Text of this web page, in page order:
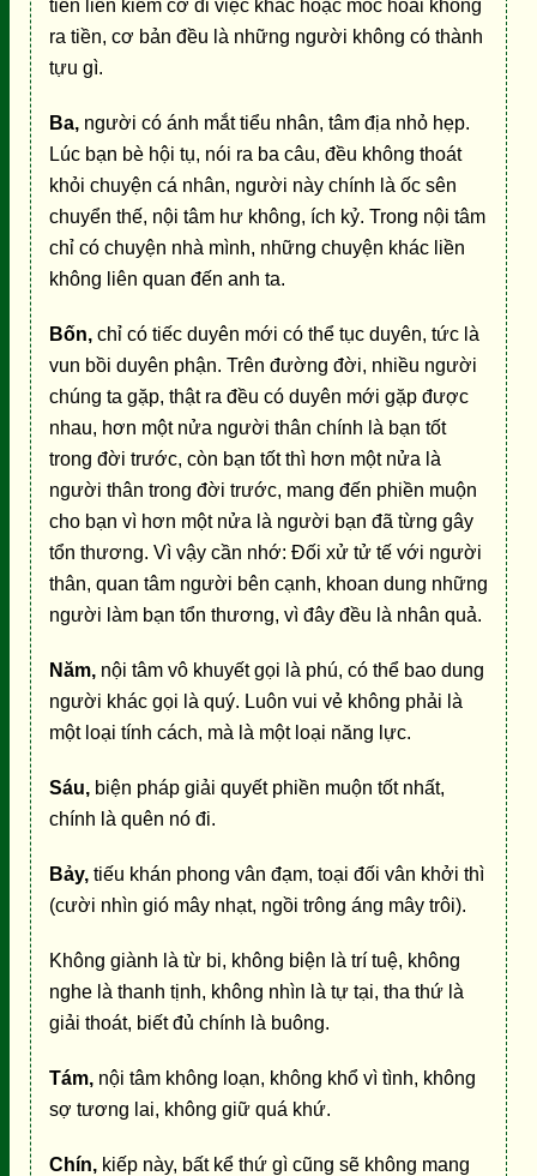
tiền liền kiếm cớ đi việc khác hoặc móc hoài không
ra tiền, cơ bản đều là những người không có thành
tựu gì.
Ba, người có ánh mắt tiểu nhân, tâm địa nhỏ hẹp.
Lúc bạn bè hội tụ, nói ra ba câu, đều không thoát
khỏi chuyện cá nhân, người này chính là ốc sên
chuyển thế, nội tâm hư không, ích kỷ. Trong nội tâm
chỉ có chuyện nhà mình, những chuyện khác liền
không liên quan đến anh ta.
Bốn, chỉ có tiếc duyên mới có thể tục duyên, tức là
vun bồi duyên phận. Trên đường đời, nhiều người
chúng ta gặp, thật ra đều có duyên mới gặp được
nhau, hơn một nửa người thân chính là bạn tốt
trong đời trước, còn bạn tốt thì hơn một nửa là
người thân trong đời trước, mang đến phiền muộn
cho bạn vì hơn một nửa là người bạn đã từng gây
tổn thương. Vì vậy cần nhớ: Đối xử tử tế với người
thân, quan tâm người bên cạnh, khoan dung những
người làm bạn tổn thương, vì đây đều là nhân quả.
Năm, nội tâm vô khuyết gọi là phú, có thể bao dung
người khác gọi là quý. Luôn vui vẻ không phải là
một loại tính cách, mà là một loại năng lực.
Sáu, biện pháp giải quyết phiền muộn tốt nhất,
chính là quên nó đi.
Bảy, tiếu khán phong vân đạm, toại đối vân khởi thì
(cười nhìn gió mây nhạt, ngồi trông áng mây trôi).
Không giành là từ bi, không biện là trí tuệ, không
nghe là thanh tịnh, không nhìn là tự tại, tha thứ là
giải thoát, biết đủ chính là buông.
Tám, nội tâm không loạn, không khổ vì tình, không
sợ tương lai, không giữ quá khứ.
Chín, kiếp này, bất kể thứ gì cũng sẽ không mang